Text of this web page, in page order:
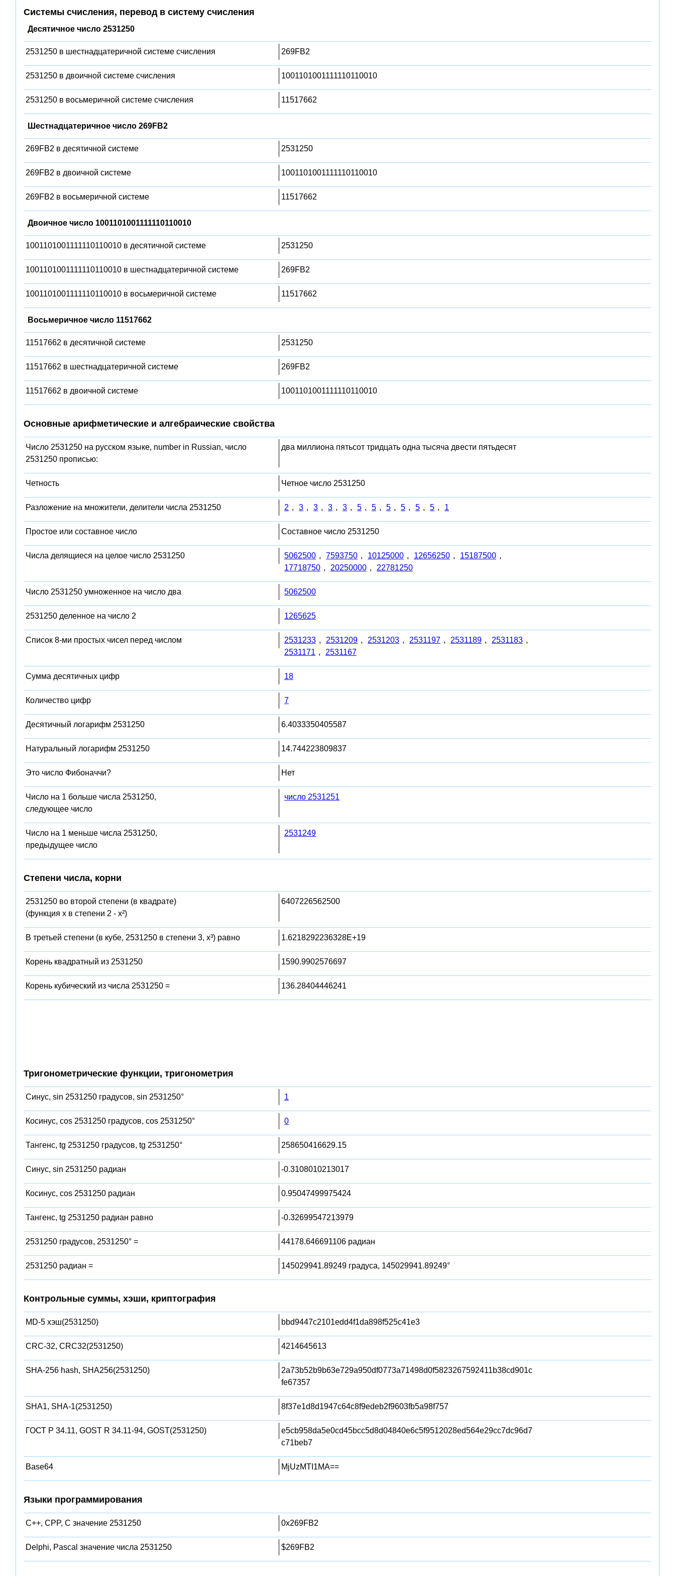
Системы счисления, перевод в систему счисления
Десятичное число 2531250
2531250 в шестнадцатеричной системе счисления 269FB2
2531250 в двоичной системе счисления 1001101001111110110010
2531250 в восьмеричной системе счисления 11517662
Шестнадцатеричное число 269FB2
269FB2 в десятичной системе 2531250
269FB2 в двоичной системе 1001101001111110110010
269FB2 в восьмеричной системе 11517662
Двоичное число 1001101001111110110010
1001101001111110110010 в десятичной системе 2531250
1001101001111110110010 в шестнадцатеричной системе 269FB2
1001101001111110110010 в восьмеричной системе 11517662
Восьмеричное число 11517662
11517662 в десятичной системе 2531250
11517662 в шестнадцатеричной системе 269FB2
11517662 в двоичной системе 1001101001111110110010
Основные арифметические и алгебраические свойства
Число 2531250 на русском языке, number in Russian, число
2531250 прописью:
два миллиона пятьсот тридцать одна тысяча двести пятьдесят
Четность Четное число 2531250
Разложение на множители, делители числа 2531250 2 , 3 , 3 , 3 , 3 , 5 , 5 , 5 , 5 , 5 , 5 , 1
Простое или составное число Составное число 2531250
Числа делящиеся на целое число 2531250 5062500 , 7593750 , 10125000 , 12656250 , 15187500 ,
17718750 , 20250000 , 22781250
Число 2531250 умноженное на число два 5062500
2531250 деленное на число 2 1265625
Список 8-ми простых чисел перед числом 2531233 , 2531209 , 2531203 , 2531197 , 2531189 , 2531183 ,
2531171 , 2531167
Сумма десятичных цифр 18
Количество цифр 7
Десятичный логарифм 2531250 6.4033350405587
Натуральный логарифм 2531250 14.744223809837
Это число Фибоначчи? Нет
Число на 1 больше числа 2531250,
следующее число
число 2531251
Число на 1 меньше числа 2531250,
предыдущее число
2531249
Степени числа, корни
2531250 во второй степени (в квадрате)
(функция x в степени 2 - x²)
6407226562500
В третьей степени (в кубе, 2531250 в степени 3, x³) равно 1.6218292236328E+19
Корень квадратный из 2531250 1590.9902576697
Корень кубический из числа 2531250 = 136.28404446241
Тригонометрические функции, тригонометрия
Синус, sin 2531250 градусов, sin 2531250° 1
Косинус, cos 2531250 градусов, cos 2531250° 0
Тангенс, tg 2531250 градусов, tg 2531250° 258650416629.15
Синус, sin 2531250 радиан -0.3108010213017
Косинус, cos 2531250 радиан 0.95047499975424
Тангенс, tg 2531250 радиан равно -0.32699547213979
2531250 градусов, 2531250° = 44178.646691106 радиан
2531250 радиан = 145029941.89249 градуса, 145029941.89249°
Контрольные суммы, хэши, криптография
MD-5 хэш(2531250) bbd9447c2101edd4f1da898f525c41e3
CRC-32, CRC32(2531250) 4214645613
SHA-256 hash, SHA256(2531250)
2a73b52b9b63e729a950df0773a71498d0f5823267592411b38cd901c
fe67357
SHA1, SHA-1(2531250) 8f37e1d8d1947c64c8f9edeb2f9603fb5a98f757
ГОСТ Р 34.11, GOST R 34.11-94, GOST(2531250)
e5cb958da5e0cd45bcc5d8d04840e6c5f9512028ed564e29cc7dc96d7
c71beb7
Base64 MjUzMTI1MA==
Языки программирования
C++, CPP, C значение 2531250 0x269FB2
Delphi, Pascal значение числа 2531250 $269FB2